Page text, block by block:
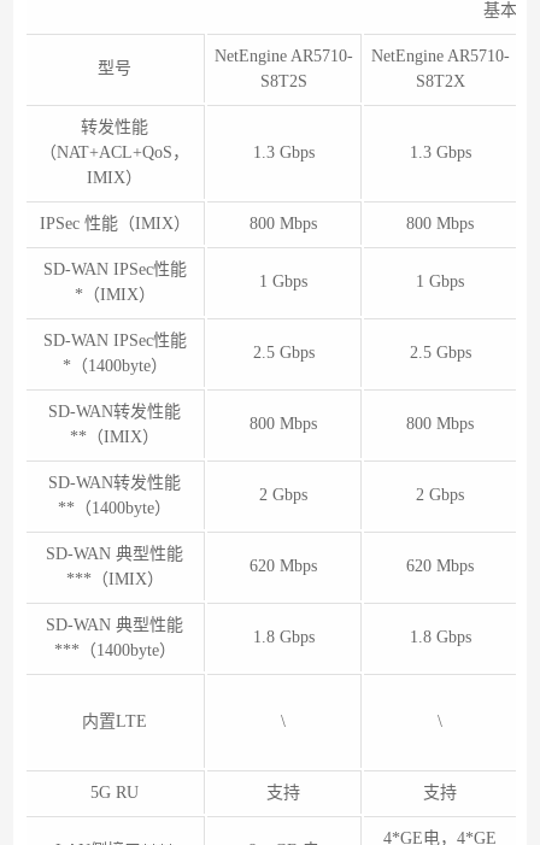
基本款
型号
NetEngine AR5710-
S8T2S
NetEngine AR5710-
S8T2X
转发性能
（NAT+ACL+QoS，
IMIX）
1.3 Gbps 1.3 Gbps
IPSec 性能（IMIX） 800 Mbps 800 Mbps
SD-WAN IPSec性能
*（IMIX）
1 Gbps 1 Gbps
SD-WAN IPSec性能
*（1400byte）
2.5 Gbps 2.5 Gbps
SD-WAN转发性能
**（IMIX）
800 Mbps 800 Mbps
SD-WAN转发性能
**（1400byte）
2 Gbps 2 Gbps
SD-WAN 典型性能
***（IMIX）
620 Mbps 620 Mbps
SD-WAN 典型性能
***（1400byte）
1.8 Gbps 1.8 Gbps
内置LTE \ \
5G RU 支持 支持
4*GE电，4*GE